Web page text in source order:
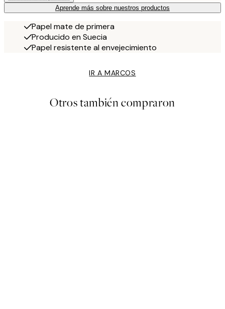
Aprende más sobre nuestros productos
Papel mate de primera
Producido en Suecia
Papel resistente al envejecimiento
IR A MARCOS
Otros también compraron